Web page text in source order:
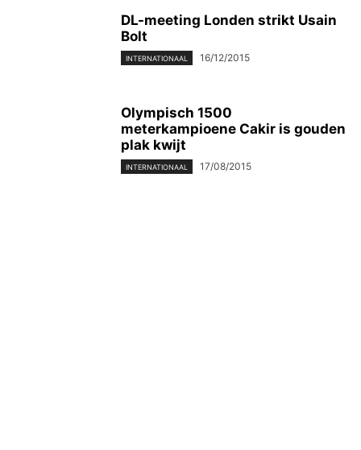
DL-meeting Londen strikt Usain
Bolt
INTERNATIONAAL 16/12/2015
Olympisch 1500
meterkampioene Cakir is gouden
plak kwijt
INTERNATIONAAL 17/08/2015